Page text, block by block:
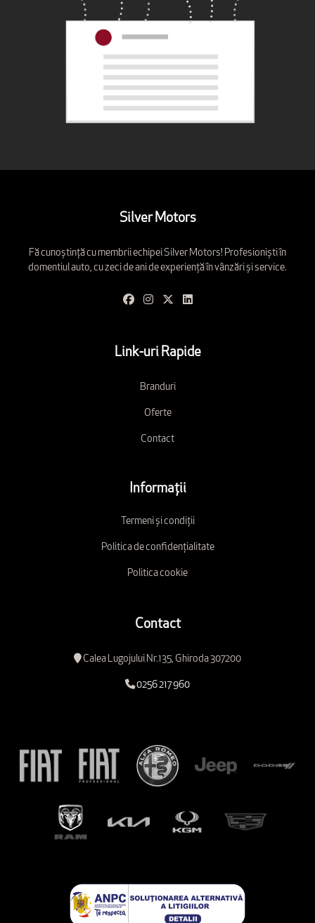
Silver Motors
Fă cunoștință cu membrii echipei Silver Motors! Profesioniști în
domentiul auto, cu zeci de ani de experiență în vânzări și service.
Link-uri Rapide
Branduri
Oferte
Contact
Informații
Termeni și condiții
Politica de confidențialitate
Politica cookie
Contact
Calea Lugojului Nr.135, Ghiroda 307200
0256 217 960